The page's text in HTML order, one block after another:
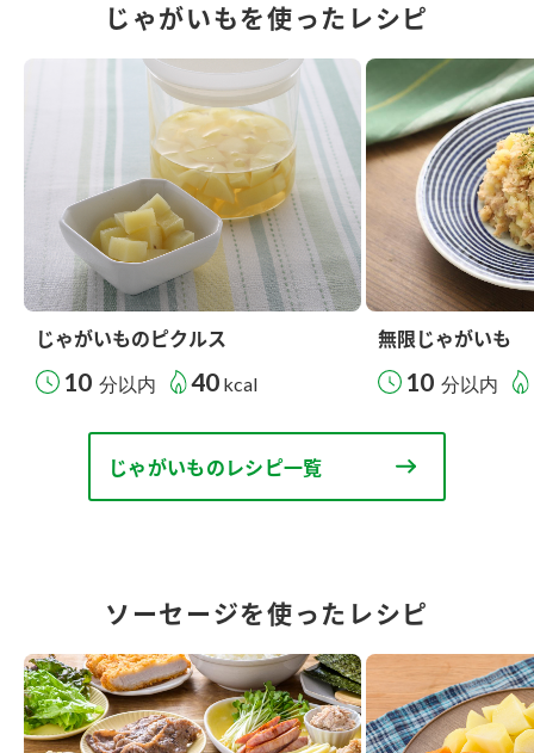
じゃがいもを使ったレシピ
じゃがいものピクルス
10 分以内 40 kcal
無限じゃがいも
10 分以内
じゃがいものレシピ一覧
ソーセージを使ったレシピ